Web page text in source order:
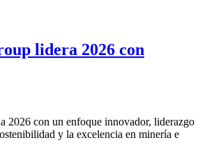
lidera 2026 con
2026 con un enfoque innovador, liderazgo
y la excelencia en minería e